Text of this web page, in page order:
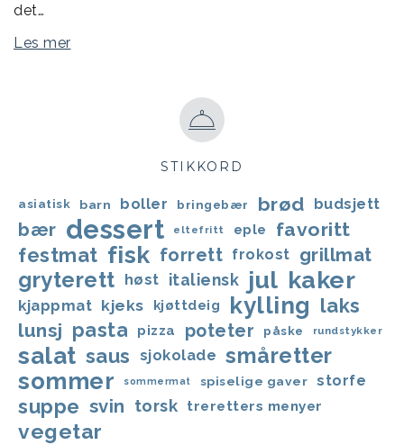
det…
Les mer
STIKKORD
asiatisk barn boller bringebær brød budsjett
bær dessert eltefritt eple favoritt
festmat fisk forrett frokost grillmat
gryterett høst italiensk jul kaker
kjappmat kjeks kjøttdeig kylling laks
lunsj pasta pizza poteter påske rundstykker
salat saus sjokolade småretter
sommer sommermat spiselige gaver storfe
suppe svin torsk treretters menyer
vegetar